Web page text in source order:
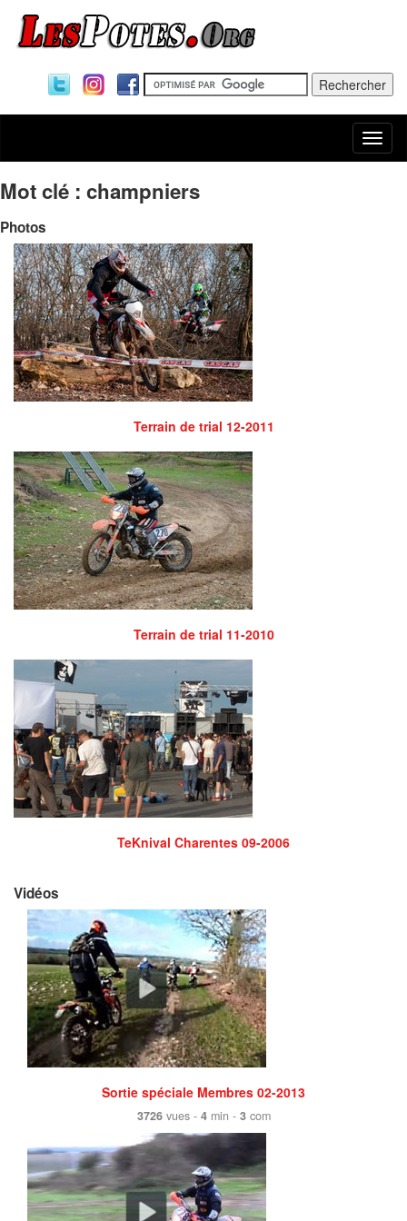
Mot clé : champniers
Photos
Terrain de trial 12-2011
Terrain de trial 11-2010
TeKnival Charentes 09-2006
Vidéos
Sortie spéciale Membres 02-2013
3726vues - 4min - 3com